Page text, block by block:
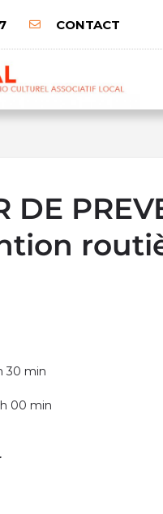
CONTACT
DE
30 min
h 00 min